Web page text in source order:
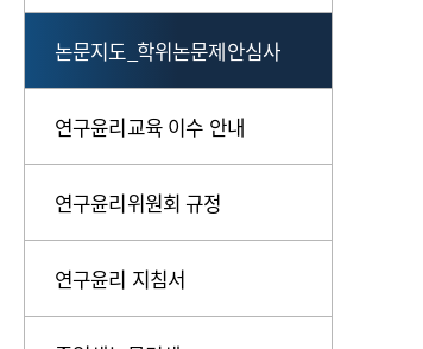
논문지도_학위논문제안심사
연구윤리교육 이수 안내
연구윤리위원회 규정
연구윤리 지침서